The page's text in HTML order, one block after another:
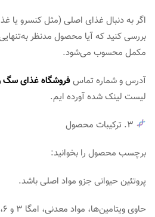
اگر به دنبال غذای اصلی (مثل کنسرو یا
بررسی کنید که آیا محصول مدنظر
مکمل محسوب می‌شود.
آدرس و شماره تماسفروشگاه غذای سگ
لیست لینک شده آورده ایم.
برچسب محصول را بخوانید:
پروتئین حیوانی جزو مواد اصلی باشد.